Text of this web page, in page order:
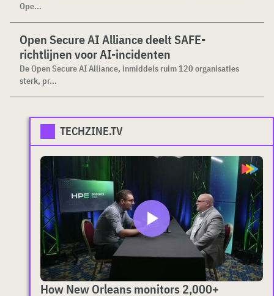
Ope...
Open Secure AI Alliance deelt SAFE-
richtlijnen voor AI-incidenten
De Open Secure AI Alliance, inmiddels ruim 120 organisaties
sterk, pr...
TECHZINE.TV
How New Orleans monitors 2,000+